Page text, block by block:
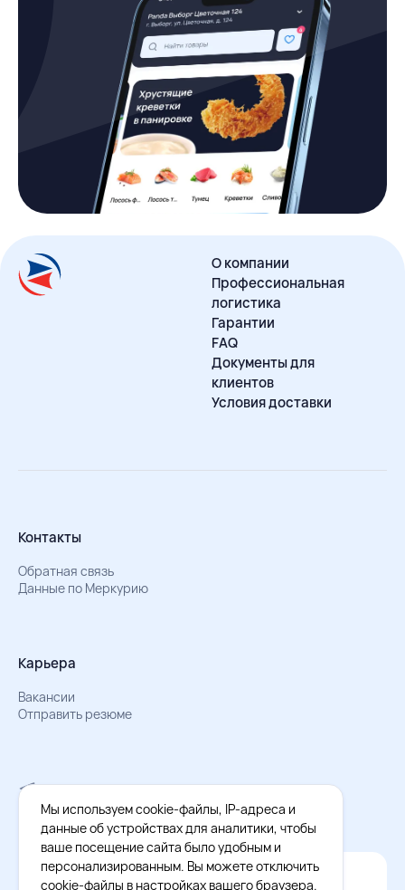
О компании
Профессиональная
логистика
Гарантии
FAQ
Документы для
клиентов
Условия доставки
Контакты
Обратная связь
Данные по Меркурию
Карьера
Вакансии
Отправить резюме
Мы в Телеграм
Документы об обработке персональных данных
Охрана труда – результаты СОУТ
Официальное приложение Восток - Запад
Мы используем cookie-файлы, IP-адреса и
данные об устройствах для аналитики, чтобы
ваше посещение сайта было удобным и
персонализированным. Вы можете отключить
cookie-файлы в настройках вашего браузера.